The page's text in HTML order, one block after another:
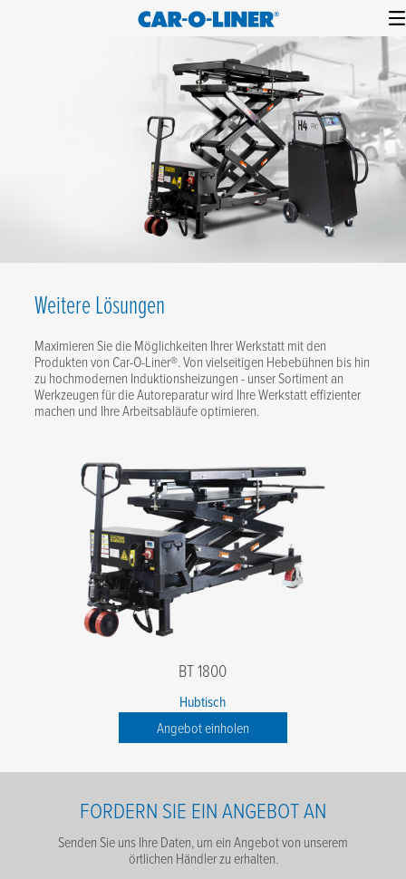
Car-
O-
Liner
Collision
Repair
Equipment
Weitere Lösungen
Maximieren Sie die Möglichkeiten Ihrer Werkstatt mit den
Produkten von Car-O-Liner®. Von vielseitigen Hebebühnen bis hin
zu hochmodernen Induktionsheizungen - unser Sortiment an
Werkzeugen für die Autoreparatur wird Ihre Werkstatt effizienter
machen und Ihre Arbeitsabläufe optimieren.
BT 1800
Hubtisch
Angebot einholen
FORDERN SIE EIN ANGEBOT AN
Senden Sie uns Ihre Daten, um ein Angebot von unserem
örtlichen Händler zu erhalten.